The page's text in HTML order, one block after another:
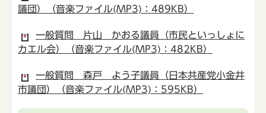
議団）（音楽ファイル(MP3)：489KB）
一般質問 片山 かおる議員（市民といっしょに
カエル会）（音楽ファイル(MP3)：482KB）
一般質問 森戸 よう子議員（日本共産党小金井
市議団）（音楽ファイル(MP3)：595KB）